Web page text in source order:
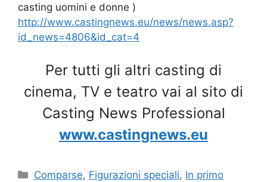
casting uomini e donne )
http://www.castingnews.eu/news/news.asp?
id_news=4806&id_cat=4
Per tutti gli altri casting di
cinema, TV e teatro vai al sito di
Casting News Professional
www.castingnews.eu
Categorie
Comparse, Figurazioni speciali, In primo